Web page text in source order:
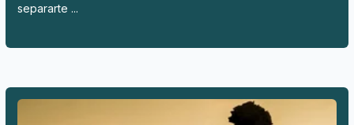
separarte ...